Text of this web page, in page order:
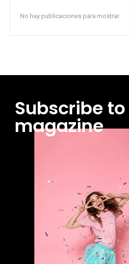
No hay publicaciones para mostrar
Subscribe
magazine